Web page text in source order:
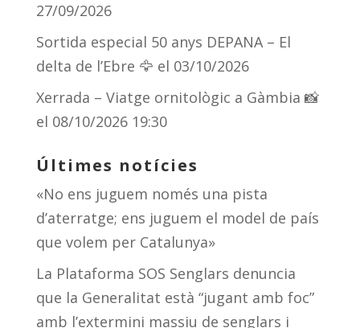
27/09/2026
Sortida especial 50 anys DEPANA – El
delta de l’Ebre 🦅 el 03/10/2026
Xerrada – Viatge ornitològic a Gàmbia 📸
el 08/10/2026 19:30
Últimes notícies
«No ens juguem només una pista
d’aterratge; ens juguem el model de país
que volem per Catalunya»
La Plataforma SOS Senglars denuncia
que la Generalitat està “jugant amb foc”
amb l’extermini massiu de senglars i